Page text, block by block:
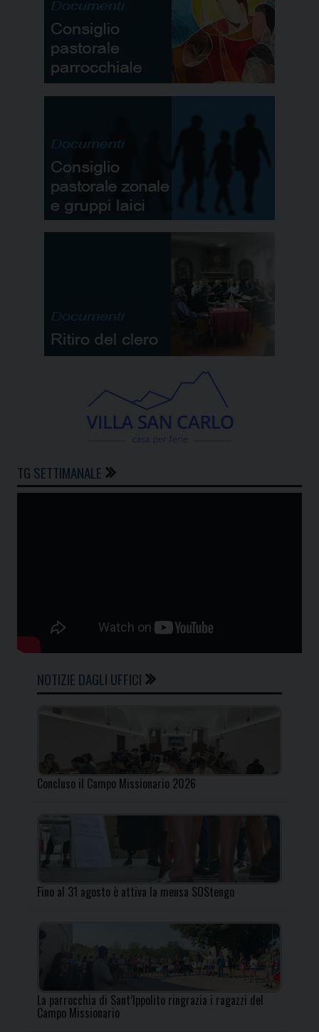
TG SETTIMANALE
NOTIZIE DAGLI UFFICI
Concluso il Campo Missionario 2026
Fino al 31 agosto è attiva la mensa SOStengo
La parrocchia di Sant’Ippolito ringrazia i ragazzi del
Campo Missionario